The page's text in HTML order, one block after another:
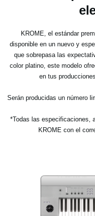
KROME, el estándar
disponible en un nuevo y
que sobrepasa las
color platino, este modelo
en tus
Serán producidas un número
*Todas las especificaciones,
KROME con el